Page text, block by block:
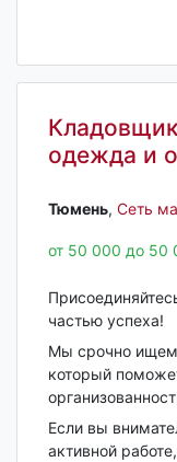
одежда и
Тюмень‎, Сеть
от 50 000 до 50
частью успеха!
Мы срочно ищем
который
Если вы
активной